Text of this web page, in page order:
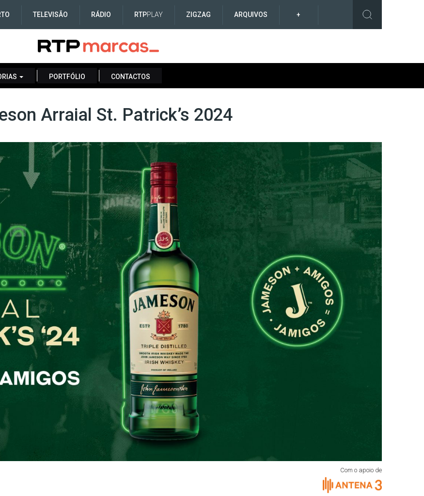
TELEVISÃO RÁDIO RTPPLAY ZIGZAG ARQUIVOS +
PORTFÓLIO CONTACTOS
Arraial St. Patrick’s 2024
Com o apoio de